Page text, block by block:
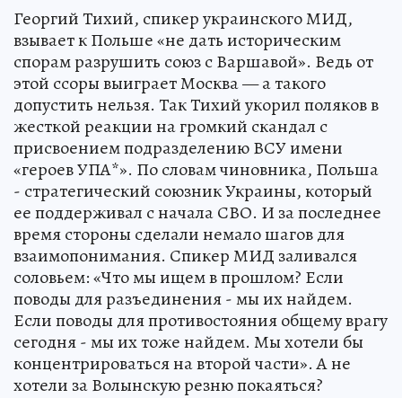
Георгий Тихий, спикер украинского МИД,
взывает к Польше «не дать историческим
спорам разрушить союз с Варшавой». Ведь от
этой ссоры выиграет Москва — а такого
допустить нельзя. Так Тихий укорил поляков в
жесткой реакции на громкий скандал с
присвоением подразделению ВСУ имени
«героев УПА*». По словам чиновника, Польша
- стратегический союзник Украины, который
ее поддерживал с начала СВО. И за последнее
время стороны сделали немало шагов для
взаимопонимания. Спикер МИД заливался
соловьем: «Что мы ищем в прошлом? Если
поводы для разъединения - мы их найдем.
Если поводы для противостояния общему врагу
сегодня - мы их тоже найдем. Мы хотели бы
концентрироваться на второй части». А не
хотели за Волынскую резню покаяться?